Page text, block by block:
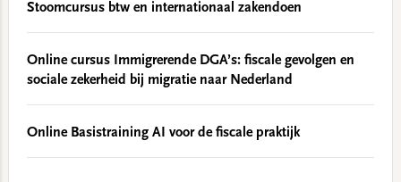
Stoomcursus btw en internationaal zakendoen
Online cursus Immigrerende DGA’s: fiscale gevolgen en
sociale zekerheid bij migratie naar Nederland
Online Basistraining AI voor de fiscale praktijk